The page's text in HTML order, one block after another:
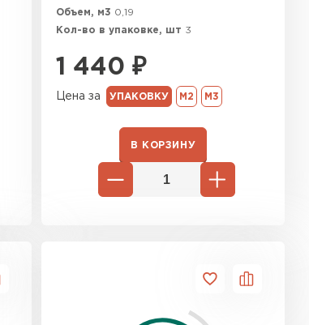
Объем, м3 0,19
Кол-во в упаковке, шт 3
1 440 ₽
Цена за УПАКОВКУ М2 М3
В КОРЗИНУ